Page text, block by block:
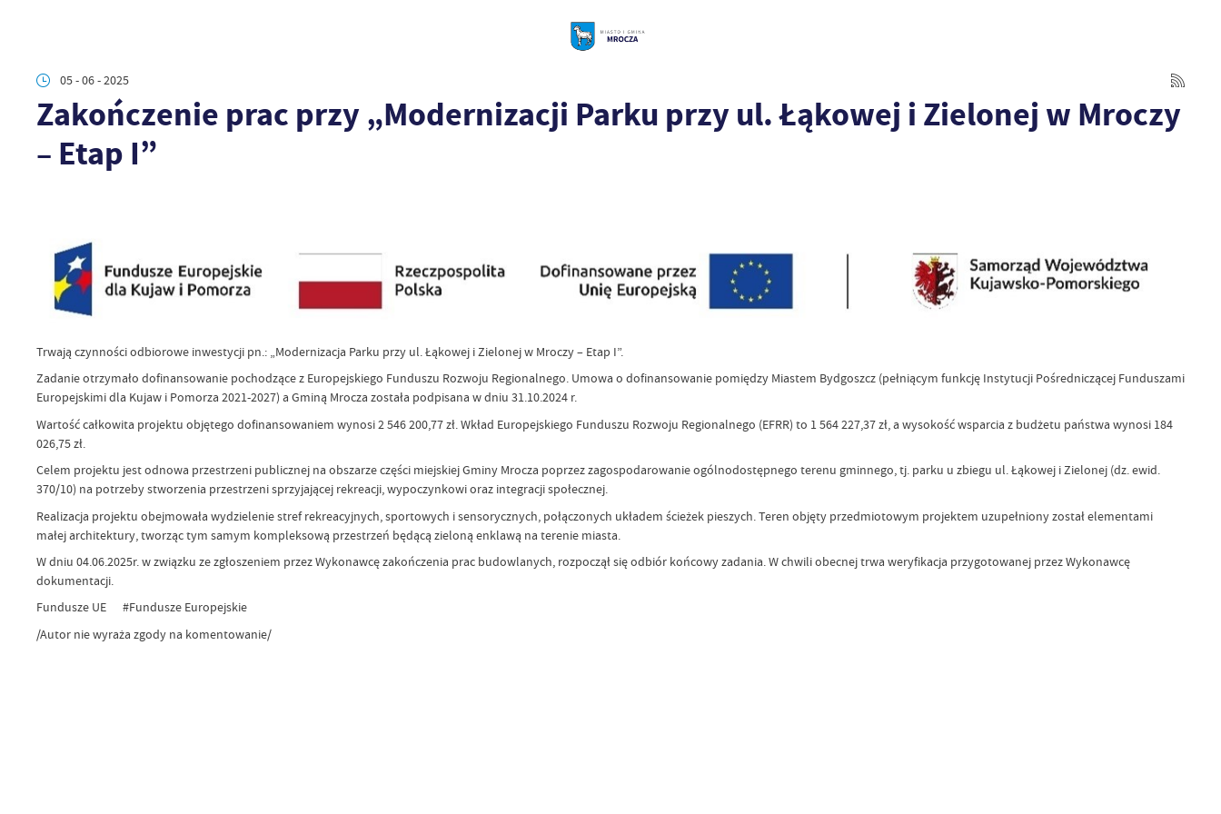
05 - 06 - 2025
Zakończenie prac przy „Modernizacji Parku przy ul. Łąkowej i Zielonej w Mroczy
– Etap I”
Trwają czynności odbiorowe inwestycji pn.: „Modernizacja Parku przy ul. Łąkowej i Zielonej w Mroczy – Etap I”.
Zadanie otrzymało dofinansowanie pochodzące z Europejskiego Funduszu Rozwoju Regionalnego. Umowa o dofinansowanie pomiędzy Miastem Bydgoszcz (pełniącym funkcję Instytucji Pośredniczącej Funduszami
Europejskimi dla Kujaw i Pomorza 2021-2027) a Gminą Mrocza została podpisana w dniu 31.10.2024 r.
Wartość całkowita projektu objętego dofinansowaniem wynosi 2 546 200,77 zł. Wkład Europejskiego Funduszu Rozwoju Regionalnego (EFRR) to 1 564 227,37 zł, a wysokość wsparcia z budżetu państwa wynosi 184
026,75 zł.
Celem projektu jest odnowa przestrzeni publicznej na obszarze części miejskiej Gminy Mrocza poprzez zagospodarowanie ogólnodostępnego terenu gminnego, tj. parku u zbiegu ul. Łąkowej i Zielonej (dz. ewid.
370/10) na potrzeby stworzenia przestrzeni sprzyjającej rekreacji, wypoczynkowi oraz integracji społecznej.
Realizacja projektu obejmowała wydzielenie stref rekreacyjnych, sportowych i sensorycznych, połączonych układem ścieżek pieszych. Teren objęty przedmiotowym projektem uzupełniony został elementami
małej architektury, tworząc tym samym kompleksową przestrzeń będącą zieloną enklawą na terenie miasta.
W dniu 04.06.2025r. w związku ze zgłoszeniem przez Wykonawcę zakończenia prac budowlanych, rozpoczął się odbiór końcowy zadania. W chwili obecnej trwa weryfikacja przygotowanej przez Wykonawcę
dokumentacji.
Fundusze UE #Fundusze Europejskie
/Autor nie wyraża zgody na komentowanie/